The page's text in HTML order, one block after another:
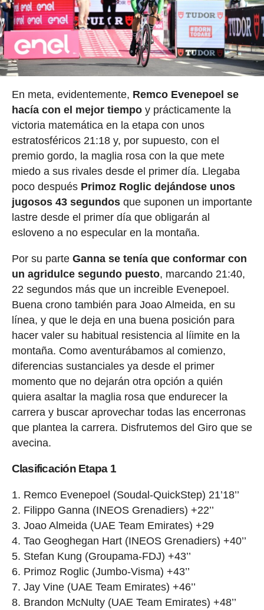
En meta, evidentemente, Remco Evenepoel se
hacía con el mejor tiempoy prácticamente la
victoria matemática en la etapa con unos
estratosféricos 21:18 y, por supuesto, con el
premio gordo, la maglia rosa con la que mete
miedo a sus rivales desde el primer día. Llegaba
poco después Primoz Roglic dejándose unos
jugosos 43 segundosque suponen un importante
lastre desde el primer día que obligarán al
esloveno a no especular en la montaña.
Por su parte Ganna se tenía que conformar con
un agridulce segundo puesto, marcando 21:40,
22 segundos más que un increible Evenepoel.
Buena crono también para Joao Almeida, en su
línea, y que le deja en una buena posición para
hacer valer su habitual resistencia al líimite en la
montaña. Como aventurábamos al comienzo,
diferencias sustanciales ya desde el primer
momento que no dejarán otra opción a quién
quiera asaltar la maglia rosa que endurecer la
carrera y buscar aprovechar todas las encerronas
que plantea la carrera. Disfrutemos del Giro que se
avecina.
Clasificación Etapa 1
Remco Evenepoel (Soudal-QuickStep) 21’18’’
Filippo Ganna (INEOS Grenadiers) +22’’
Joao Almeida (UAE Team Emirates) +29
Tao Geoghegan Hart (INEOS Grenadiers) +40’’
Stefan Kung (Groupama-FDJ) +43’’
Primoz Roglic (Jumbo-Visma) +43’’
Jay Vine (UAE Team Emirates) +46’’
Brandon McNulty (UAE Team Emirates) +48’’